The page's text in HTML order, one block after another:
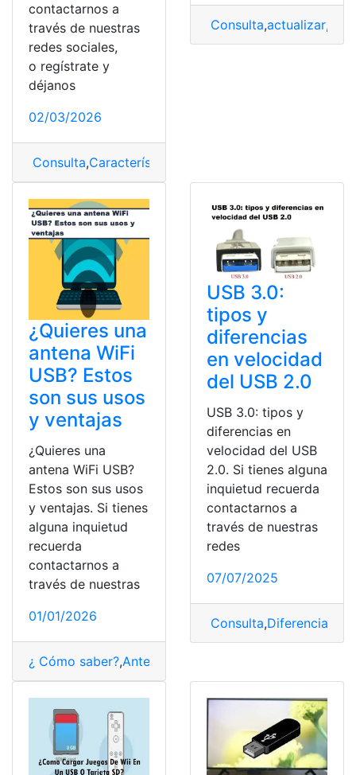
contactarnos a
través de nuestras
redes sociales,
o regístrate y
déjanos
02/03/2026
Consulta,Características
Consulta,actualizar,
¿Quieres una
antena WiFi
USB? Estos
son sus usos
y ventajas
¿Quieres una
antena WiFi USB?
Estos son sus usos
y ventajas. Si tienes
alguna inquietud
recuerda
contactarnos a
través de nuestras
01/01/2026
¿ Cómo saber?,Antenas
USB 3.0:
tipos y
diferencias
en velocidad
del USB 2.0
USB 3.0: tipos y
diferencias en
velocidad del USB
2.0. Si tienes alguna
inquietud recuerda
contactarnos a
través de nuestras
redes
07/07/2025
Consulta,Diferencias